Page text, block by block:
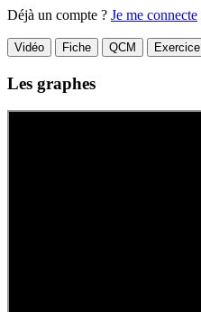
Déjà un compte ? Je me connecte
Vidéo Fiche QCM Exercice
Les graphes